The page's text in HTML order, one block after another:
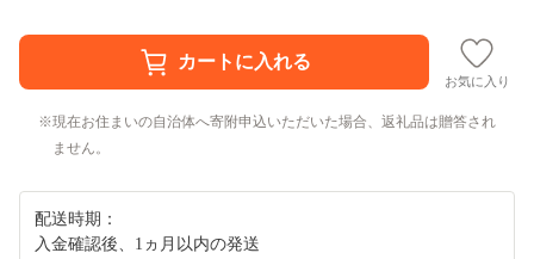
お気に入り
現在お住まいの自治体へ寄附申込いただいた場合、返礼品は贈答され
ません。
配送時期：
入金確認後、1ヵ月以内の発送